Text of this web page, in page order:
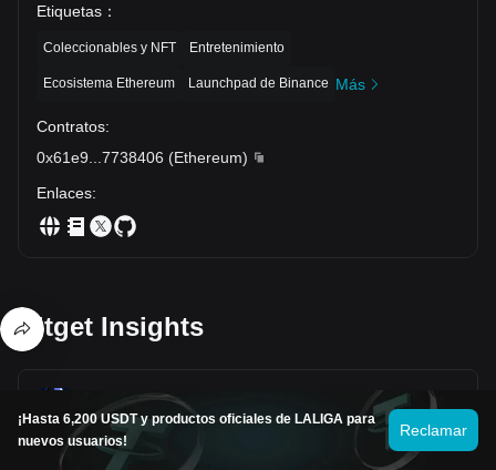
Etiquetas ：
Coleccionables y NFT Entretenimiento
Ecosistema Ethereum Launchpad de Binance Más
Contratos:
0x61e9
7738406 (Ethereum)
Enlaces:
Bitget Insights
Mr-Tockson
2025/11/14 10:24
$LOKA has been slipping under the radar with a steady
¡Hasta 6,200 USDT y productos oficiales de LALIGA para
nuevos usuarios!
Reclamar